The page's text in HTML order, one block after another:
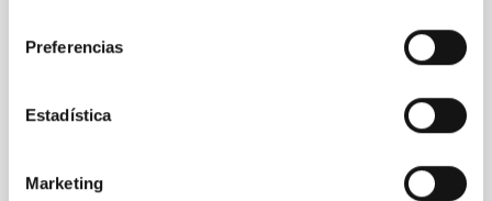
Preferencias
Estadística
Marketing
Resolución de 16 de diciembre de 2020, de la
selectivo para el ingreso, por el sistema general de
acceso libre, en...